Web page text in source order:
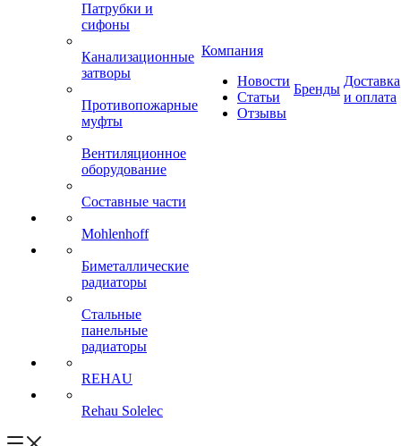
Патрубки и
сифоны
Канализационные
затворы
Противопожарные
муфты
Вентиляционное
оборудование
Составные части
Mohlenhoff
Биметаллические
радиаторы
Стальные
панельные
радиаторы
REHAU
Rehau Solelec
Компания
Новости
Статьи
Отзывы
Бренды
Доставка
и оплата